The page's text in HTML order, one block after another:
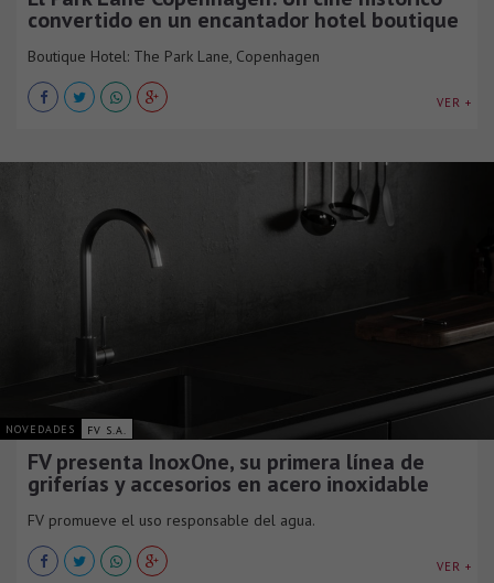
convertido en un encantador hotel boutique
Boutique Hotel: The Park Lane, Copenhagen
VER +
NOVEDADES FV S.A.
FV presenta InoxOne, su primera línea de
griferías y accesorios en acero inoxidable
FV promueve el uso responsable del agua.
VER +